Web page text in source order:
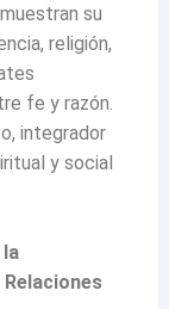
su
religión,
fe y razón.
integrador
y social